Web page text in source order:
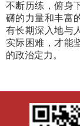
不断历练，俯身
礴的力量和丰富
有长期深入地与
实际困难，才能
的政治定力。